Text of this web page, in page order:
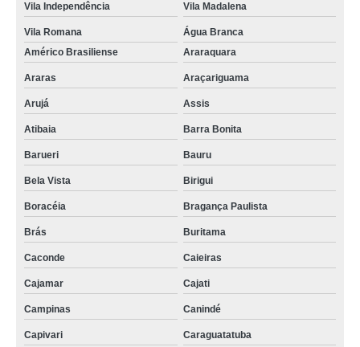
Vila Independência Vila Madalena
Vila Romana
Água Branca
Américo Brasiliense
Araraquara
Araras Araçariguama
Arujá Assis
Atibaia Barra Bonita
Barueri Bauru
Bela Vista Birigui
Boracéia Bragança Paulista
Brás Buritama
Caconde Caieiras
Cajamar Cajati
Campinas Canindé
Capivari Caraguatatuba